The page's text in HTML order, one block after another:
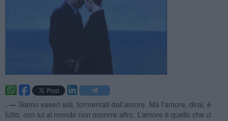
. — Siamo esseri soli, tormentati dall’amore. Ma l’amore, dirai, è
tutto, con lui al mondo non occorre altro. L’amore è quello che ci